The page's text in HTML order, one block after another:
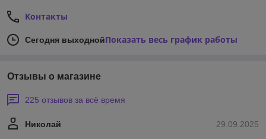
Контакты
Сегодня выходнойПоказать весь график работы
Отзывы о магазине
225 отзывов за всё время
29.09.2025
Николай